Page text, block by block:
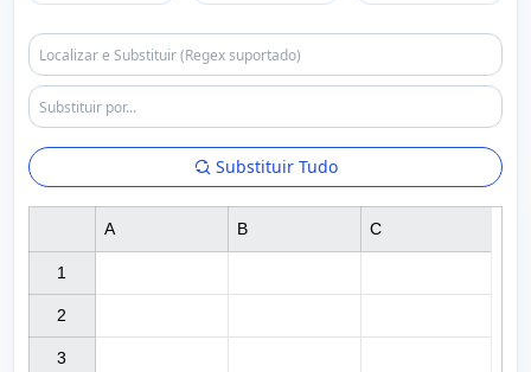
Substituir Tudo
1
2
3
A B C